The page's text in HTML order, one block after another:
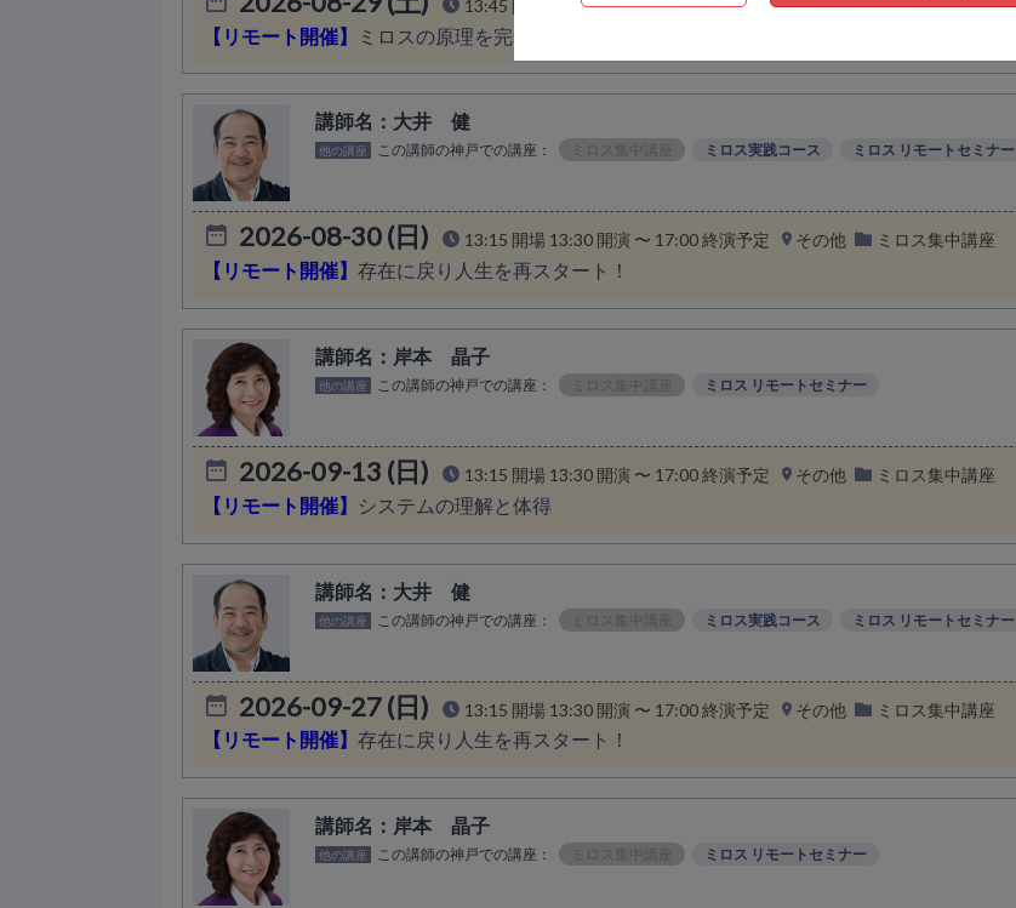
13:45 開場 14:00 開演 〜 17:30 終演予定 その他 ミロス集中講座
【リモート開催】 ミロスの原理を完全理解して新しい自分を生きる
大井 健
他の講座 この講師の神戸での講座 ： ミロス集中講座 ミロス実践コース ミロス リモートセミナー
2026-08-30 (日) 13:15 開場 13:30 開演 〜 17:00 終演予定 その他 ミロス集中講座
【リモート開催】存在に戻り人生を再スタート！
岸本 晶子
他の講座 この講師の神戸での講座 ： ミロス集中講座 ミロス リモートセミナー
2026-09-13 (日) 13:15 開場 13:30 開演 〜 17:00 終演予定 その他 ミロス集中講座
【リモート開催】 システムの理解と体得
大井 健
他の講座 この講師の神戸での講座 ： ミロス集中講座 ミロス実践コース ミロス リモートセミナー
2026-09-27 (日) 13:15 開場 13:30 開演 〜 17:00 終演予定 その他 ミロス集中講座
【リモート開催】存在に戻り人生を再スタート！
岸本 晶子
他の講座 この講師の神戸での講座 ： ミロス集中講座 ミロス リモートセミナー